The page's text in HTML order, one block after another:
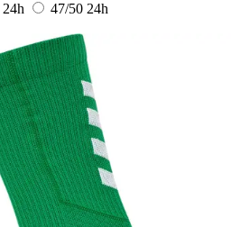
24h 47/50 24h